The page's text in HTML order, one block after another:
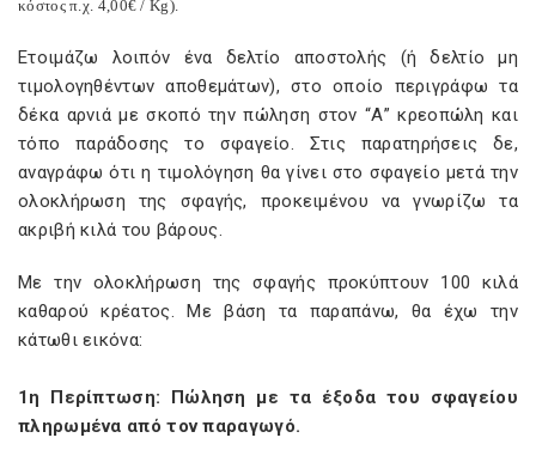
κόστος π.χ. 4,00€ /Kg).
Ετοιμάζω λοιπόν ένα δελτίο αποστολής (ή δελτίο μη
τιμολογηθέντων αποθεμάτων), στο οποίο περιγράφω τα
δέκα αρνιά με σκοπό την πώληση στον “Α” κρεοπώλη και
τόπο παράδοσης το σφαγείο. Στις παρατηρήσεις δε,
αναγράφω ότι η τιμολόγηση θα γίνει στο σφαγείο μετά την
ολοκλήρωση της σφαγής, προκειμένου να γνωρίζω τα
ακριβή κιλά του βάρους.
Με την ολοκλήρωση της σφαγής προκύπτουν 100 κιλά
καθαρού κρέατος. Με βάση τα παραπάνω, θα έχω την
κάτωθι εικόνα:
1η Περίπτωση: Πώληση με τα έξοδα του σφαγείου
πληρωμένα από τον παραγωγό.